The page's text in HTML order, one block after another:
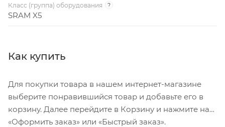
Класс (группа) оборудования ?
SRAM X5
Как купить
Для покупки товара в нашем интернет-магазине
выберите понравившийся товар и добавьте его в
корзину. Далее перейдите в Корзину и нажмите на
«Оформить заказ» или «Быстрый заказ».